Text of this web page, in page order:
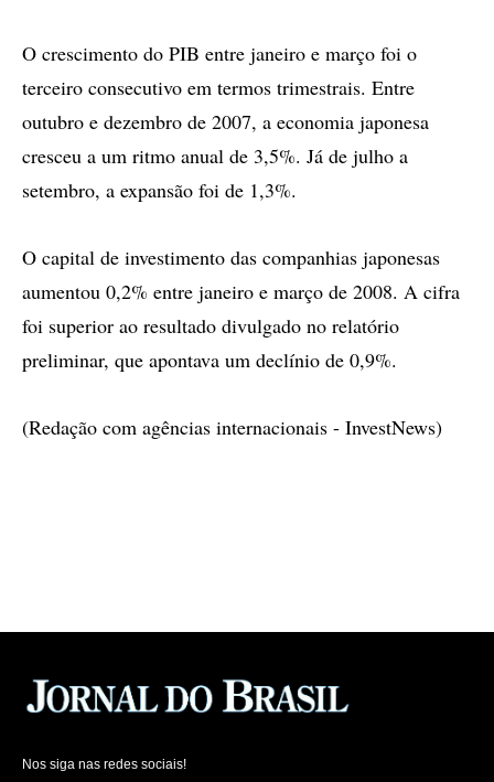
O crescimento do PIB entre janeiro e março foi o
terceiro consecutivo em termos trimestrais. Entre
outubro e dezembro de 2007, a economia japonesa
cresceu a um ritmo anual de 3,5%. Já de julho a
setembro, a expansão foi de 1,3%.
O capital de investimento das companhias japonesas
aumentou 0,2% entre janeiro e março de 2008. A cifra
foi superior ao resultado divulgado no relatório
preliminar, que apontava um declínio de 0,9%.
(Redação com agências internacionais - InvestNews)
Nos siga nas redes sociais!